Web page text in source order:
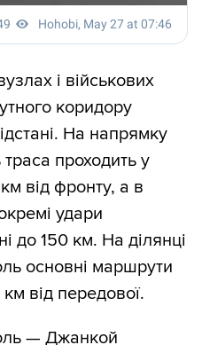
і військових
коридору
На напрямку
проходить у
від фронту, а в
удари
до 150 км. На ділянці
основні маршрути
від передової.
— Джанкой